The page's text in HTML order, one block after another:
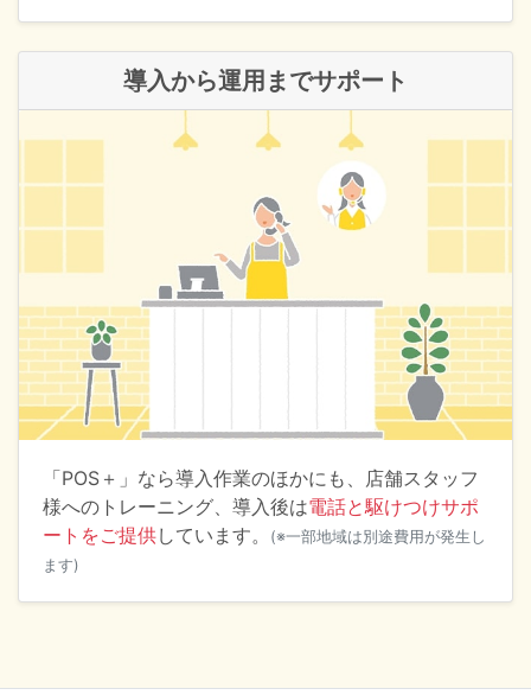
導入から運用までサポート
「POS＋」なら導入作業のほかにも、店舗スタッフ
様へのトレーニング、導入後は電話と駆けつけサポ
ートをご提供しています。
(※一部地域は別途費用が発生し
ます)